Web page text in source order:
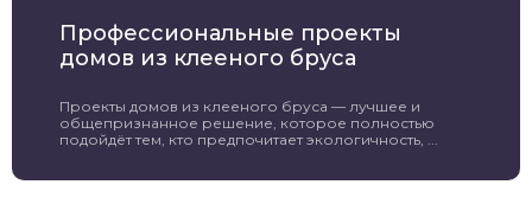
Профессиональные проекты
домов из клееного бруса
Проекты домов из клееного бруса — лучшее и
общепризнанное решение, которое полностью
подойдёт тем, кто предпочитает экологичность, ...